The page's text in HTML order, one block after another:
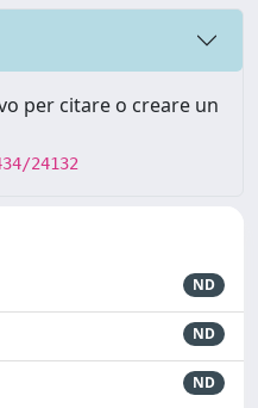
per citare o creare un
24132
ND
ND
ND